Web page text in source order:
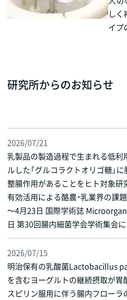
しく
イプ
研究所からのお知らせ
2026/07/21
乳製品の製造過程で生まれる低利
ルした「グルコラクトオリゴ糖」
整腸作用があることをヒト対象
有効活用による酪農・乳業界の課
～4月23日 国際学術誌
日 第30回腸内細菌学会学術集会
2026/07/15
明治保有の乳酸菌Lactobacillus
を含むヨーグルトの継続摂取が
スピリン服用に伴う腸内フロー